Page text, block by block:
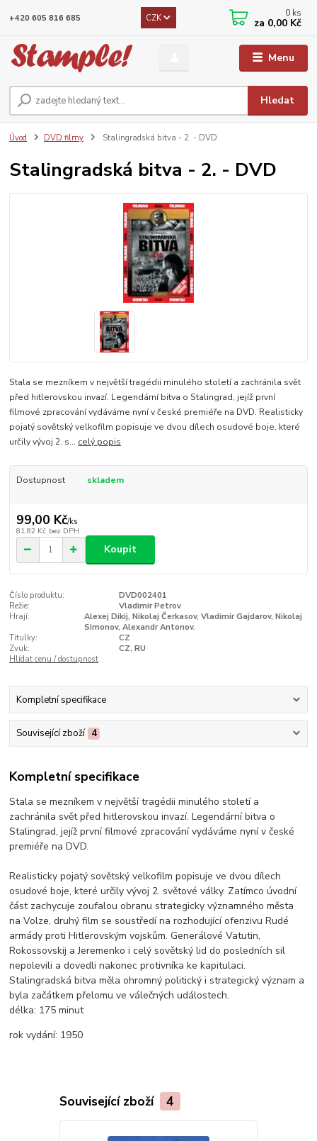
Menu
CZK
Hledat
+420 605 816 685 0 ks
za 0,00 Kč
Úvod DVD filmy Stalingradská bitva - 2. - DVD
Stalingradská bitva - 2. - DVD
Stala se mezníkem v největší tragédii minulého století a zachránila svět
před hitlerovskou invazí. Legendární bitva o Stalingrad, jejíž první
filmové zpracování vydáváme nyní v české premiéře na DVD. Realisticky
pojatý sovětský velkofilm popisuje ve dvou dílech osudové boje, které
určily vývoj 2. s... celý popis
Dostupnost skladem
99,00 Kč/ks
81,82 Kč bez DPH
Koupit
Číslo produktu:
DVD002401
Režie:
Vladimir Petrov
Hrají:
Alexej Dikij, Nikolaj Čerkasov, Vladimir Gajdarov, Nikolaj
Simonov, Alexandr Antonov.
Titulky:
CZ
Zvuk:
CZ, RU
Hlídat cenu / dostupnost
Kompletní specifikace
Související zboží 4
Kompletní specifikace
Stala se mezníkem v největší tragédii minulého století a
zachránila svět před hitlerovskou invazí. Legendární bitva o
Stalingrad, jejíž první filmové zpracování vydáváme nyní v české
premiéře na DVD.
Realisticky pojatý sovětský velkofilm popisuje ve dvou dílech
osudové boje, které určily vývoj 2. světové války. Zatímco úvodní
část zachycuje zoufalou obranu strategicky významného města
na Volze, druhý film se soustředí na rozhodující ofenzivu Rudé
armády proti Hitlerovským vojskům. Generálové Vatutin,
Rokossovskij a Jeremenko i celý sovětský lid do posledních sil
nepolevili a dovedli nakonec protivníka ke kapitulaci.
Stalingradská bitva měla ohromný politický i strategický význam a
byla začátkem přelomu ve válečných událostech.
délka: 175 minut
rok vydání: 1950
Související zboží 4